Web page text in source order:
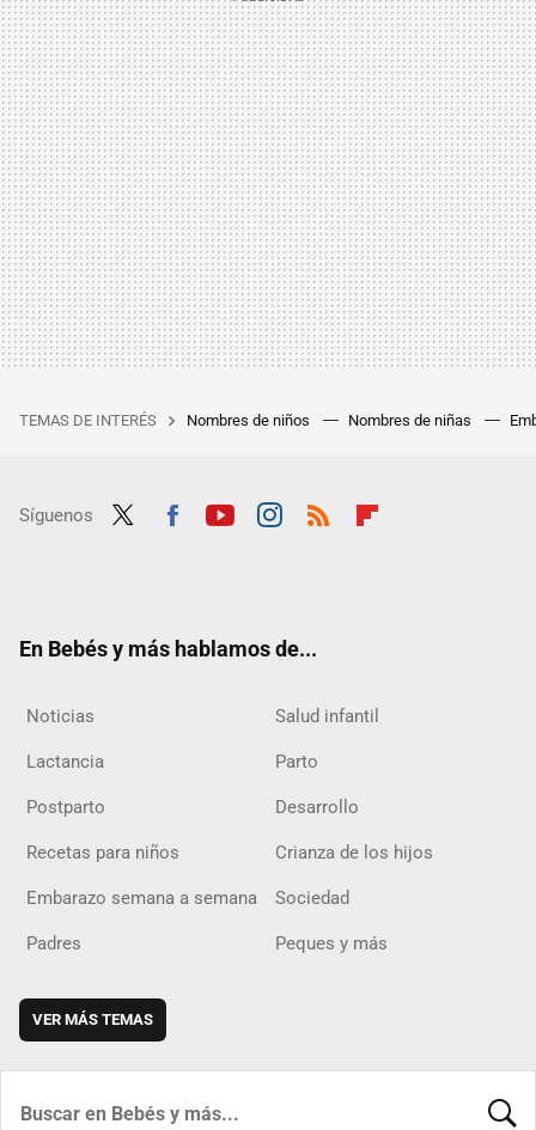
TEMAS DE INTERÉS Nombres de niños Nombres de niñas
Síguenos
En Bebés y más hablamos de...
Noticias Salud infantil
Lactancia Parto
Postparto Desarrollo
Recetas para niños Crianza de los hijos
Embarazo semana a semana Sociedad
Padres Peques y más
VER MÁS TEMAS